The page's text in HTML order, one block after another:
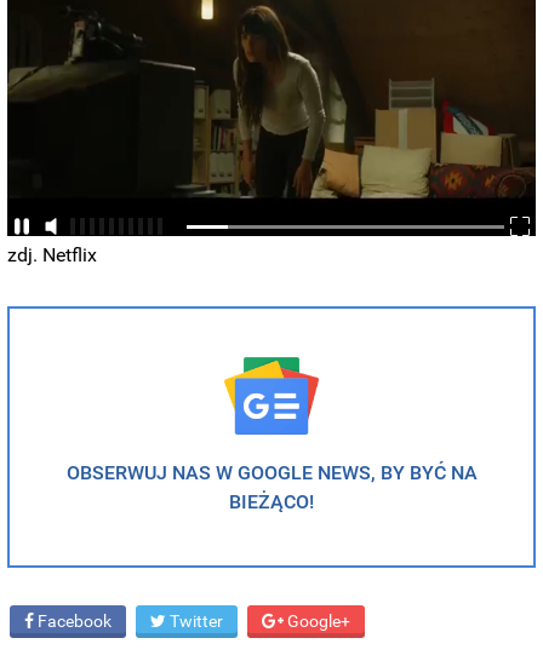
zdj. Netflix
OBSERWUJ NAS W GOOGLE NEWS, BY BYĆ NA
BIEŻĄCO!
Facebook Twitter Google+